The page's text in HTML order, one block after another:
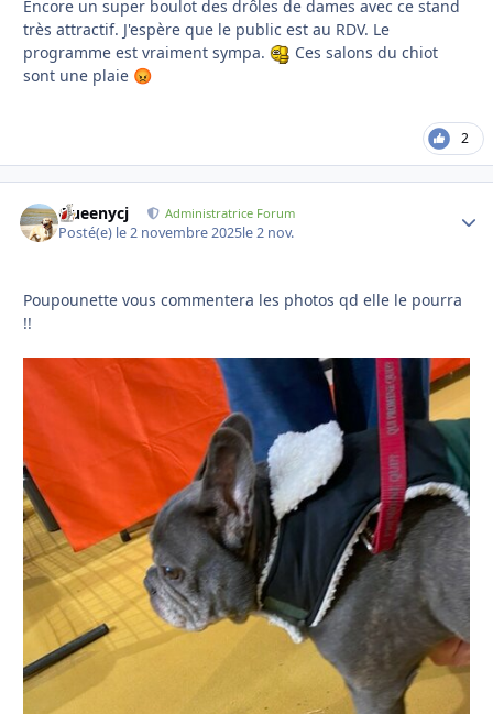
Encore un super boulot des drôles de dames avec ce stand
très attractif. J'espère que le public est au RDV. Le
programme est vraiment sympa.
Ces salons du chiot
sont une plaie 😡
2
Queenycj Administratrice Forum
Posté(e) le 2 novembre 2025le 2 nov.
Poupounette vous commentera les photos qd elle le pourra
!!